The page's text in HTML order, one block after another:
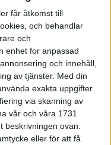
får åtkomst till
och behandlar
och
enhet for anpassad
och innehåll,
av tjänster. Med din
exakta uppgifter
via skanning av
vår och våra 1731
beskrivningen ovan.
eller för att få